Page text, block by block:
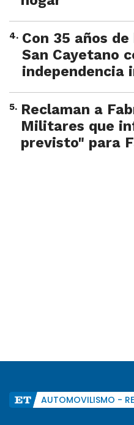
4. Con 35 años
San Cayetano
independencia
5. Reclaman a
Militares que
previsto" para
AUTOMOVILISMO -